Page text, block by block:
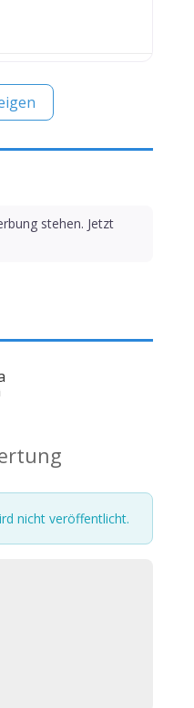
stehen. Jetzt
nicht veröffentlicht.